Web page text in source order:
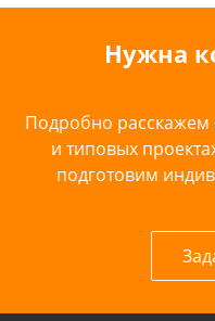
Нужна
Подробно расскажем
и типовых
подготовим